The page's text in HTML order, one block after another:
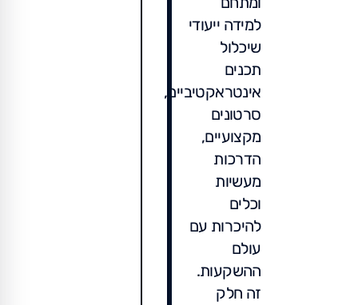
למידה ייעודי
שיכלול
תכנים
אינטראקטיביים,
סרטונים
מקצועיים,
הדרכות
מעשיות
וכלים
להיכרות עם
עולם
ההשקעות.
זה חלק